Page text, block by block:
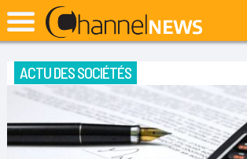
ACTU DES SOCIÉTÉS